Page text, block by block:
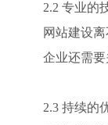
2.2 专业的
网站建设
企业还需
2.3 持续的